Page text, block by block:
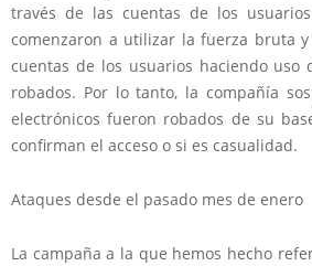
través de las cuentas de los
comenzaron a utilizar la fuerza bruta
cuentas de los usuarios haciendo uso
robados. Por lo tanto, la compañía
electrónicos fueron robados de su
confirman el acceso o si es casualidad.
Ataques desde el pasado mes de enero
La campaña a la que hemos hecho